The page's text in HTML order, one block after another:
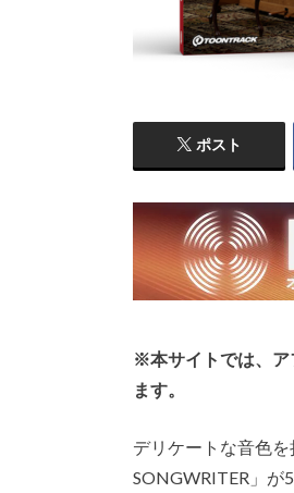
ポスト
※本サイトでは、ア
ます。
デリケートな音色
SONGWRITER」が